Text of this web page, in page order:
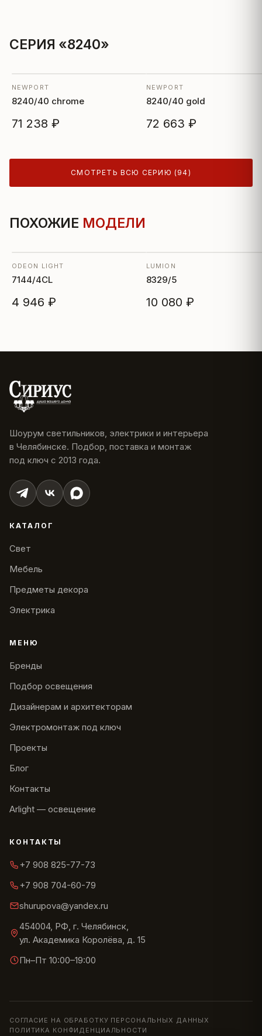
СЕРИЯ «8240»
NEWPORT
8240/40 chrome
71 238 ₽
NEWPORT
8240/40 gold
72 663 ₽
СМОТРЕТЬ ВСЮ СЕРИЮ (94)
ПОХОЖИЕ МОДЕЛИ
ODEON LIGHT
7144/4CL
4 946 ₽
LUMION
8329/5
10 080 ₽
Шоурум светильников, электрики и интерьера
в Челябинске. Подбор, поставка и монтаж
под ключ с 2013 года.
КАТАЛОГ
Свет
Мебель
Предметы декора
Электрика
МЕНЮ
Бренды
Подбор освещения
Дизайнерам и архитекторам
Электромонтаж под ключ
Проекты
Блог
Контакты
Arlight — освещение
КОНТАКТЫ
+7 908 825-77-73
+7 908 704-60-79
shurupova@yandex.ru
454004, РФ, г. Челябинск,
ул. Академика Королёва, д. 15
Пн–Пт 10:00–19:00
СОГЛАСИЕ НА ОБРАБОТКУ ПЕРСОНАЛЬНЫХ ДАННЫХ
ПОЛИТИКА КОНФИДЕНЦИАЛЬНОСТИ